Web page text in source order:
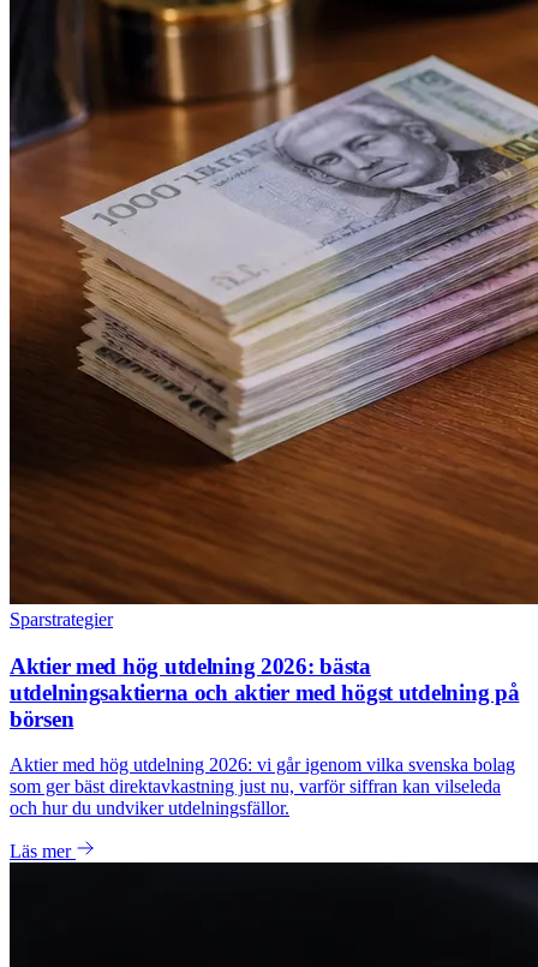
Sparstrategier
Aktier med hög utdelning 2026: bästa
utdelningsaktierna och aktier med högst utdelning på
börsen
Aktier med hög utdelning 2026: vi går igenom vilka svenska bolag
som ger bäst direktavkastning just nu, varför siffran kan vilseleda
och hur du undviker utdelningsfällor.
Läs mer